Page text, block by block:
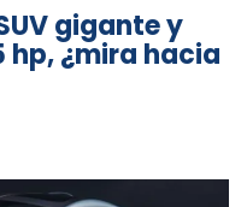
gigante y
hp, ¿mira hacia